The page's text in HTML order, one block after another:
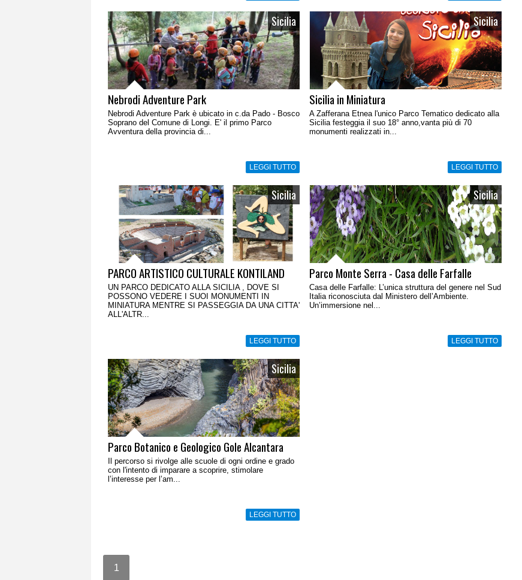
Sicilia
Nebrodi Adventure Park
Nebrodi Adventure Park è ubicato in c.da Pado - Bosco
Soprano del Comune di Longi. E' il primo Parco
Avventura della provincia di...
LEGGI TUTTO
Sicilia
Sicilia in Miniatura
A Zafferana Etnea l'unico Parco Tematico dedicato alla
Sicilia festeggia il suo 18° anno,vanta più di 70
monumenti realizzati in...
LEGGI TUTTO
Sicilia
PARCO ARTISTICO CULTURALE KONTILAND
UN PARCO DEDICATO ALLA SICILIA , DOVE SI
POSSONO VEDERE I SUOI MONUMENTI IN
MINIATURA MENTRE SI PASSEGGIA DA UNA CITTA'
ALL'ALTR...
LEGGI TUTTO
Sicilia
Parco Monte Serra - Casa delle Farfalle
Casa delle Farfalle: L’unica struttura del genere nel Sud
Italia riconosciuta dal Ministero dell’Ambiente.
Un’immersione nel...
LEGGI TUTTO
Sicilia
Parco Botanico e Geologico Gole Alcantara
Il percorso si rivolge alle scuole di ogni ordine e grado
con l'intento di imparare a scoprire, stimolare
l’interesse per l’am...
LEGGI TUTTO
1